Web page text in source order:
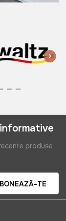
produse
TE